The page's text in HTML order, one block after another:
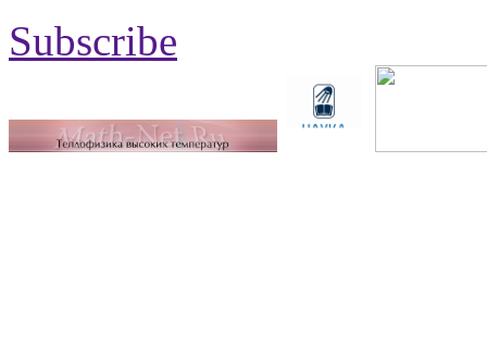
Subscribe